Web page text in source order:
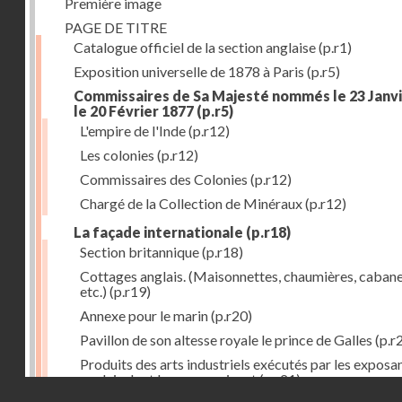
PAGE DE TITRE
Catalogue officiel de la section anglaise(p.r1)
Exposition universelle de 1878 à Paris (p.r5)
Commissaires de Sa Majesté nommés le 23
le 20 Février 1877 (p.r5)
L'empire de l'Inde(p.r12)
Les colonies (p.r12)
Commissaires des Colonies (p.r12)
Chargé de la Collection de Minéraux(p.r12)
La façade internationale (p.r18)
Section britannique(p.r18)
Cottages anglais. (Maisonnettes, chaumières,
etc.) (p.r19)
Annexe pour le marin(p.r20)
Pavillon de son altesse royale le prince de Galles
Produits des arts industriels exécutés par les
anglais dont les noms suivent(p.r21)